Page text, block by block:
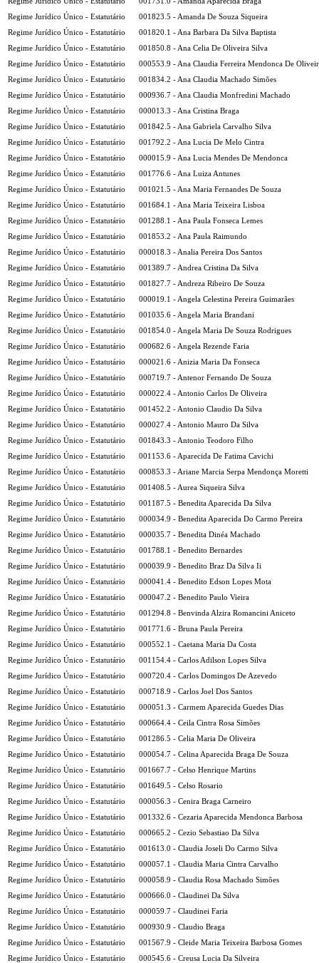
Regime Jurídico Único - Estatutário
001823.5 - Amanda De Souza Siqueira
Regime Jurídico Único - Estatutário
001820.1 - Ana Barbara Da Silva Baptista
Regime Jurídico Único - Estatutário
001850.8 - Ana Celia De Oliveira Silva
Regime Jurídico Único - Estatutário
000553.9 - Ana Claudia Ferreira Mendonca De
Regime Jurídico Único - Estatutário
001834.2 - Ana Claudia Machado Simões
Regime Jurídico Único - Estatutário
000936.7 - Ana Claudia Monfredini Machado
Regime Jurídico Único - Estatutário
000013.3 - Ana Cristina Braga
Regime Jurídico Único - Estatutário
001842.5 - Ana Gabriela Carvalho Silva
Regime Jurídico Único - Estatutário
001792.2 - Ana Lucia De Melo Cintra
Regime Jurídico Único - Estatutário
000015.9 - Ana Lucia Mendes De Mendonca
Regime Jurídico Único - Estatutário
001776.6 - Ana Luiza Antunes
Regime Jurídico Único - Estatutário
001021.5 - Ana Maria Fernandes De Souza
Regime Jurídico Único - Estatutário
001684.1 - Ana Maria Teixeira Lisboa
Regime Jurídico Único - Estatutário
001288.1 - Ana Paula Fonseca Lemes
Regime Jurídico Único - Estatutário
001853.2 - Ana Paula Raimundo
Regime Jurídico Único - Estatutário
000018.3 - Analia Pereira Dos Santos
Regime Jurídico Único - Estatutário
001389.7 - Andrea Cristina Da Silva
Regime Jurídico Único - Estatutário
001827.7 - Andreza Ribeiro De Souza
Regime Jurídico Único - Estatutário
000019.1 - Angela Celestina Pereira Guimarães
Regime Jurídico Único - Estatutário
001035.6 - Angela Maria Brandani
Regime Jurídico Único - Estatutário
001854.0 - Angela Maria De Souza Rodrigues
Regime Jurídico Único - Estatutário
000682.6 - Angela Rezende Faria
Regime Jurídico Único - Estatutário
000021.6 - Anizia Maria Da Fonseca
Regime Jurídico Único - Estatutário
000719.7 - Antenor Fernando De Souza
Regime Jurídico Único - Estatutário
000022.4 - Antonio Carlos De Oliveira
Regime Jurídico Único - Estatutário
001452.2 - Antonio Claudio Da Silva
Regime Jurídico Único - Estatutário
000027.4 - Antonio Mauro Da Silva
Regime Jurídico Único - Estatutário
001843.3 - Antonio Teodoro Filho
Regime Jurídico Único - Estatutário
001153.6 - Aparecida De Fatima Cavichi
Regime Jurídico Único - Estatutário
000853.3 - Ariane Marcia Serpa Mendonça Moretti
Regime Jurídico Único - Estatutário
001408.5 - Aurea Siqueira Silva
Regime Jurídico Único - Estatutário
001187.5 - Benedita Aparecida Da Silva
Regime Jurídico Único - Estatutário
000034.9 - Benedita Aparecida Do Carmo Pereira
Regime Jurídico Único - Estatutário
000035.7 - Benedita Dinéa Machado
Regime Jurídico Único - Estatutário
001788.1 - Benedito Bernardes
Regime Jurídico Único - Estatutário
000039.9 - Benedito Braz Da Silva Ii
Regime Jurídico Único - Estatutário
000041.4 - Benedito Edson Lopes Mota
Regime Jurídico Único - Estatutário
000047.2 - Benedito Paulo Vieira
Regime Jurídico Único - Estatutário
001294.8 - Benvinda Alzira Romancini Aniceto
Regime Jurídico Único - Estatutário
001771.6 - Bruna Paula Pereira
Regime Jurídico Único - Estatutário
000552.1 - Caetana Maria Da Costa
Regime Jurídico Único - Estatutário
001154.4 - Carlos Adilson Lopes Silva
Regime Jurídico Único - Estatutário
000720.4 - Carlos Domingos De Azevedo
Regime Jurídico Único - Estatutário
000718.9 - Carlos Joel Dos Santos
Regime Jurídico Único - Estatutário
000051.3 - Carmem Aparecida Guedes Dias
Regime Jurídico Único - Estatutário
000664.4 - Ceila Cintra Rosa Simões
Regime Jurídico Único - Estatutário
001286.5 - Celia Maria De Oliveira
Regime Jurídico Único - Estatutário
000054.7 - Celina Aparecida Braga De Souza
Regime Jurídico Único - Estatutário
001667.7 - Celso Henrique Martins
Regime Jurídico Único - Estatutário
001649.5 - Celso Rosario
Regime Jurídico Único - Estatutário
000056.3 - Cenira Braga Carneiro
Regime Jurídico Único - Estatutário
001332.6 - Cezaria Aparecida Mendonca Barbosa
Regime Jurídico Único - Estatutário
000665.2 - Cezio Sebastiao Da Silva
Regime Jurídico Único - Estatutário
001613.0 - Claudia Joseli Do Carmo Silva
Regime Jurídico Único - Estatutário
000057.1 - Claudia Maria Cintra Carvalho
Regime Jurídico Único - Estatutário
000058.9 - Claudia Rosa Machado Simões
Regime Jurídico Único - Estatutário
000666.0 - Claudinei Da Silva
Regime Jurídico Único - Estatutário
000059.7 - Claudinei Faria
Regime Jurídico Único - Estatutário
000930.9 - Claudio Braga
Regime Jurídico Único - Estatutário
001567.9 - Cleide Maria Teixeira Barbosa Gomes
Regime Jurídico Único - Estatutário
000545.6 - Creusa Lucia Da Silveira